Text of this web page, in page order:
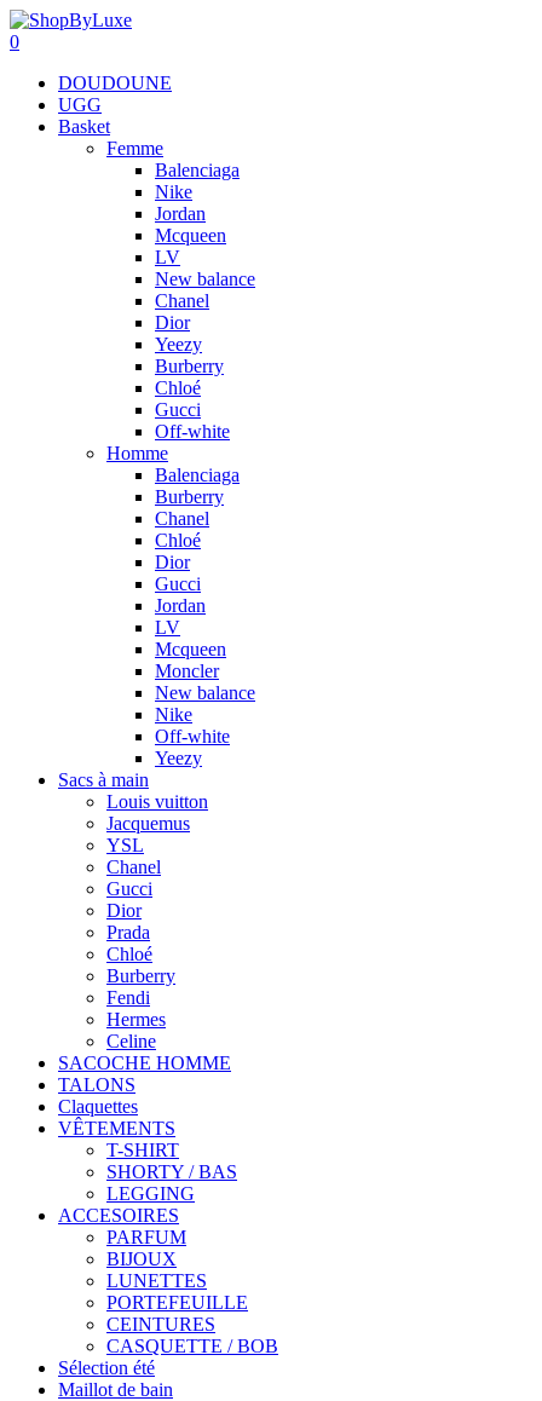
0
DOUDOUNE
UGG
Basket
Femme
Balenciaga
Nike
Jordan
Mcqueen
LV
New balance
Chanel
Dior
Yeezy
Burberry
Chloé
Gucci
Off-white
Homme
Balenciaga
Burberry
Chanel
Chloé
Dior
Gucci
Jordan
LV
Mcqueen
Moncler
New balance
Nike
Off-white
Yeezy
Sacs à main
Louis vuitton
Jacquemus
YSL
Chanel
Gucci
Dior
Prada
Chloé
Burberry
Fendi
Hermes
Celine
SACOCHE HOMME
TALONS
Claquettes
VÊTEMENTS
T-SHIRT
SHORTY / BAS
LEGGING
ACCESOIRES
PARFUM
BIJOUX
LUNETTES
PORTEFEUILLE
CEINTURES
CASQUETTE / BOB
Sélection été
Maillot de bain